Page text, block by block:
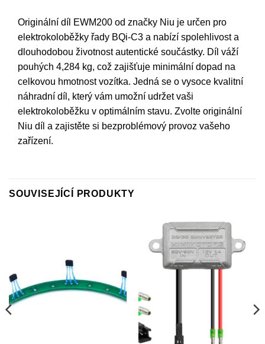
Originální díl EWM200 od značky Niu je určen pro
elektrokoloběžky řady BQi-C3 a nabízí spolehlivost a
dlouhodobou životnost autentické součástky. Díl váží
pouhých 4,284 kg, což zajišťuje minimální dopad na
celkovou hmotnost vozítka. Jedná se o vysoce kvalitní
náhradní díl, který vám umožní udržet vaši
elektrokoloběžku v optimálním stavu. Zvolte originální
Niu díl a zajistěte si bezproblémový provoz vašeho
zařízení.
SOUVISEJÍCÍ PRODUKTY